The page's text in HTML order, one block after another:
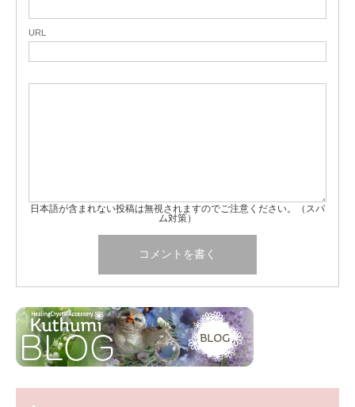
URL
日本語が含まれない投稿は無視されますのでご注意ください。（スパ
ム対策）